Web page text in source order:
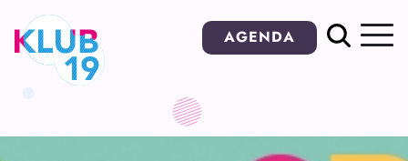
Ga
naar
inhoud
AGENDA